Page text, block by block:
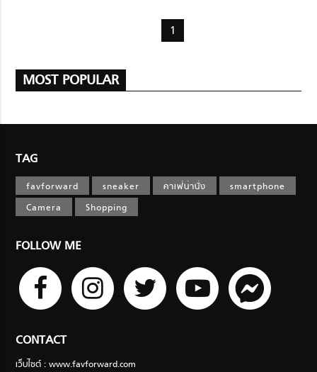
1
MOST POPULAR
TAG
favforward sneaker คาเฟ่น่านั่ง
smartphone
Camera
Shopping
FOLLOW ME
CONTACT
เว็บไซต์ : www.favforward.com